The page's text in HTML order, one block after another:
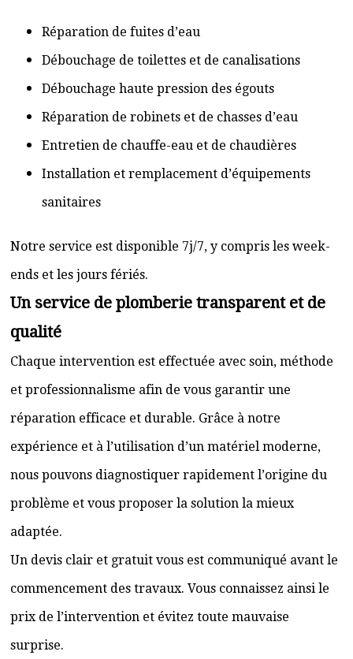
Réparation de fuites d’eau
Débouchage de toilettes et de canalisations
Débouchage haute pression des égouts
Réparation de robinets et de chasses d’eau
Entretien de chauffe-eau et de chaudières
Installation et remplacement d’équipements
sanitaires
Notre service est disponible 7j/7, y compris les week-
ends et les jours fériés.
Un service de plomberie transparent et de
qualité
Chaque intervention est effectuée avec soin, méthode
et professionnalisme afin de vous garantir une
réparation efficace et durable. Grâce à notre
expérience et à l’utilisation d’un matériel moderne,
nous pouvons diagnostiquer rapidement l’origine du
problème et vous proposer la solution la mieux
adaptée.
Un devis clair et gratuit vous est communiqué avant le
commencement des travaux. Vous connaissez ainsi le
prix de l’intervention et évitez toute mauvaise
surprise.